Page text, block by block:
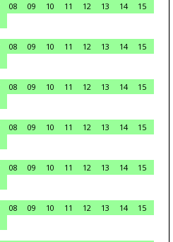
08 09 10 11 12 13 14
15
08 09 10 11 12 13 14
15
08 09 10 11 12 13 14
15
08 09 10 11 12 13 14
15
08 09 10 11 12 13 14
15
08 09 10 11 12 13 14
15